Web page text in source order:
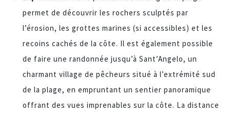
permet de découvrir les rochers sculptés par
l’érosion, les grottes marines (si accessibles) et les
recoins cachés de la côte. Il est également possible
de faire une randonnée jusqu’à Sant’Angelo, un
charmant village de pêcheurs situé à l’extrémité sud
de la plage, en empruntant un sentier panoramique
offrant des vues imprenables sur la côte. La distance